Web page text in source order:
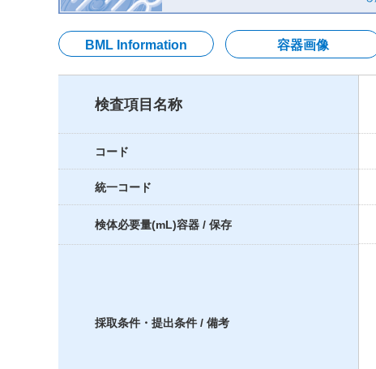
BML Information 容器画像
検査項目名称
コード
統一コード
検体必要量(mL)容器 / 保存
採取条件・提出条件 / 備考